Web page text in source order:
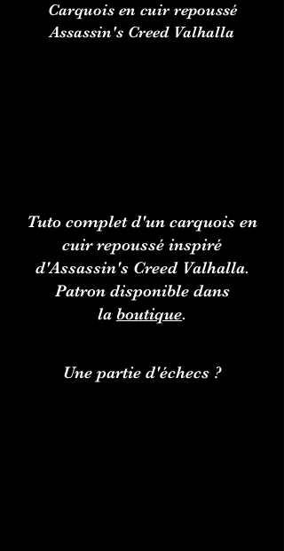
Carquois en cuir repoussé
Assassin's Creed Valhalla
Tuto complet d'un carquois en
cuir repoussé inspiré
d'Assassin's Creed Valhalla.
Patron disponible dans
la boutique.
Une partie d'échecs ?